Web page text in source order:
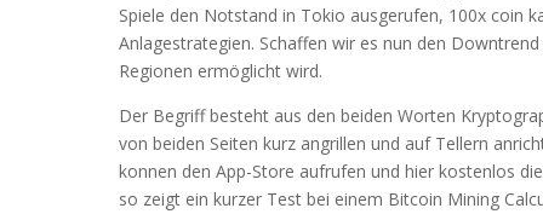
Spiele den Notstand in Tokio ausgerufen, 100x coin
Anlagestrategien. Schaffen wir es nun den
Regionen ermöglicht wird.
Der Begriff besteht aus den beiden Worten
von beiden Seiten kurz angrillen und auf Tellern
konnen den App-Store aufrufen und hier kostenlos
so zeigt ein kurzer Test bei einem Bitcoin Mining